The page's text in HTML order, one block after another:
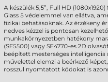
A készülék 5,5”, Full HD
Glass 5 védelemmel van ellátva,
fizikai behatásoknak. Az érzékeny
nedves kézzel is pontosan
munkakörnyezetben hatékony
(SE5500) vagy SE4770-es 2D
beépített mesterséges intelligencia
művelettel elemzi a beérkező
rosszul nyomtatott kódokat is